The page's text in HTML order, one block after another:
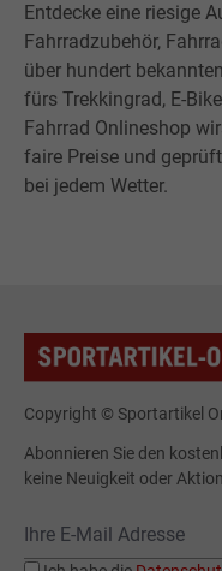
Entdecke eine riesige
Fahrradzubehör,
über hundert
fürs Trekkingrad, E-
Fahrrad Onlineshop
faire Preise und
bei jedem Wetter.
Copyright © Sportartikel
Abonnieren Sie den
keine Neuigkeit oder